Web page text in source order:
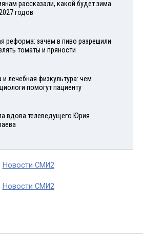
рассказали, какой будет зима
годов
реформа: зачем в пиво разрешили
томаты и пряности
и лечебная физкультура: чем
помогут пациенту
вдова телеведущего Юрия
Новости СМИ2
Новости СМИ2